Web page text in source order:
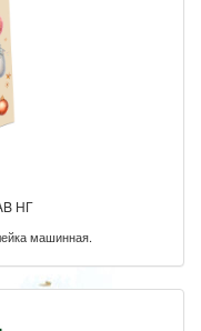
НГ
машинная.